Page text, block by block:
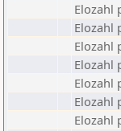
Elozahl
Elozahl
Elozahl
Elozahl
Elozahl
Elozahl
Elozahl